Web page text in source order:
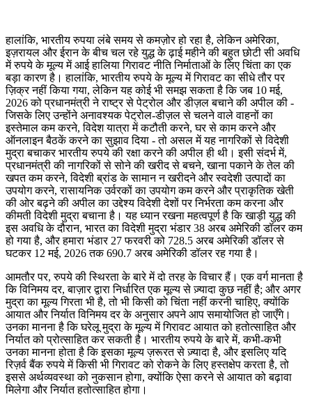
हालांकि, भारतीय रुपया लंबे समय से कमज़ोर हो रहा है, लेकिन अमेरिका,
इज़रायल और ईरान के बीच चल रहे युद्ध के ढ़ाई महीने की बहुत छोटी सी अवधि
में रुपये के मूल्य में आई हालिया गिरावट नीति निर्माताओं के लिए चिंता का एक
बड़ा कारण है। हालांकि, भारतीय रुपये के मूल्य में गिरावट का सीधे तौर पर
ज़िक्र नहीं किया गया, लेकिन यह कोई भी समझ सकता है कि जब 10 मई,
2026 को प्रधानमंत्री ने राष्ट्र से पेट्रोल और डीज़ल बचाने की अपील की -
जिसके लिए उन्होंने अनावश्यक पेट्रोल-डीज़ल से चलने वाले वाहनों का
इस्तेमाल कम करने, विदेश यात्रा में कटौती करने, घर से काम करने और
ऑनलाइन बैठकें करने का सुझाव दिया - तो असल में यह नागरिकों से विदेशी
मुद्रा बचाकर भारतीय रुपये की रक्षा करने की अपील ही थी। इसी संदर्भ में,
प्रधानमंत्री की नागरिकों से सोने की खरीद से बचने, खाना पकाने के तेल की
खपत कम करने, विदेशी ब्रांड के सामान न खरीदने और स्वदेशी उत्पादों का
उपयोग करने, रासायनिक उर्वरकों का उपयोग कम करने और प्राकृतिक खेती
की ओर बढ़ने की अपील का उद्देश्य विदेशी देशों पर निर्भरता कम करना और
कीमती विदेशी मुद्रा बचाना है। यह ध्यान रखना महत्वपूर्ण है कि खाड़ी युद्ध की
इस अवधि के दौरान, भारत का विदेशी मुद्रा भंडार 38 अरब अमेरिकी डॉलर कम
हो गया है, और हमारा भंडार 27 फरवरी को 728.5 अरब अमेरिकी डॉलर से
घटकर 12 मई, 2026 तक 690.7 अरब अमेरिकी डॉलर रह गया है।
आमतौर पर, रुपये की स्थिरता के बारे में दो तरह के विचार हैं। एक वर्ग मानता है
कि विनिमय दर, बाज़ार द्वारा निर्धारित एक मूल्य से ज़्यादा कुछ नहीं है; और अगर
मुद्रा का मूल्य गिरता भी है, तो भी किसी को चिंता नहीं करनी चाहिए, क्योंकि
आयात और निर्यात विनिमय दर के अनुसार अपने आप समायोजित हो जाएँगे।
उनका मानना है कि घरेलू मुद्रा के मूल्य में गिरावट आयात को हतोत्साहित और
निर्यात को प्रोत्साहित कर सकती है। भारतीय रुपये के बारे में, कभी-कभी
उनका मानना होता है कि इसका मूल्य ज़रूरत से ज़्यादा है, और इसलिए यदि
रिज़र्व बैंक रुपये में किसी भी गिरावट को रोकने के लिए हस्तक्षेप करता है, तो
इससे अर्थव्यवस्था को नुकसान होगा, क्योंकि ऐसा करने से आयात को बढ़ावा
मिलेगा और निर्यात हतोत्साहित होगा।